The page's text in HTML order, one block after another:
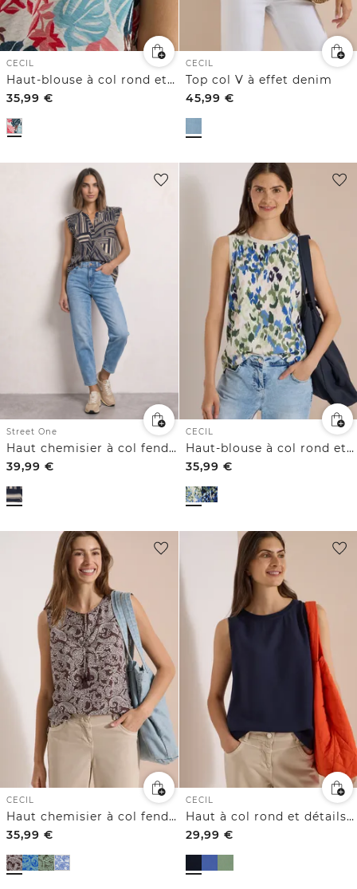
CECIL
Haut-blouse à col rond et imprimé feuillage
35,99 €
CECIL
Top col V à effet denim
45,99 €
Street One
Haut chemisier à col fendu et volants
39,99 €
CECIL
Haut-blouse à col rond et imprimé
35,99 €
CECIL
Haut chemisier à col fendu et imprimé
35,99 €
CECIL
Haut à col rond et détails côtelés
29,99 €